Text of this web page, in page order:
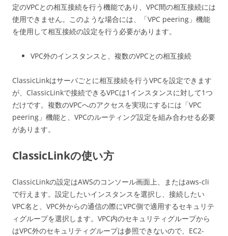
定のVPCとの相互接続を行う機能であり、VPC間の相互接続には
使用できません。このような場合には、「VPC peering」機能
を使用して相互接続の設定を行う必要があります。
VPC外のインスタンスと、複数のVPCとの相互接続
ClassicLinkはサーバごとに相互接続を行うVPCを設定できます
が、ClassicLinkで接続できるVPCは1インスタンスに対して1つ
だけです。複数のVPCへのアクセスを実現にするには「VPC
peering」機能と、VPCのルーティング設定を組み合わせる必要
があります。
ClassicLinkの使い方
ClassicLinkの設定はAWSのコンソール画面上、またはaws-cli
で行えます。設定したいインスタンスを選択し、接続したい
VPC名と、VPC外からの通信の際にVPC側で適用するセキュリテ
ィグループを選択します。VPC内のセキュリティグループから
はVPC外のセキュリティグループは参照できないので、EC2-